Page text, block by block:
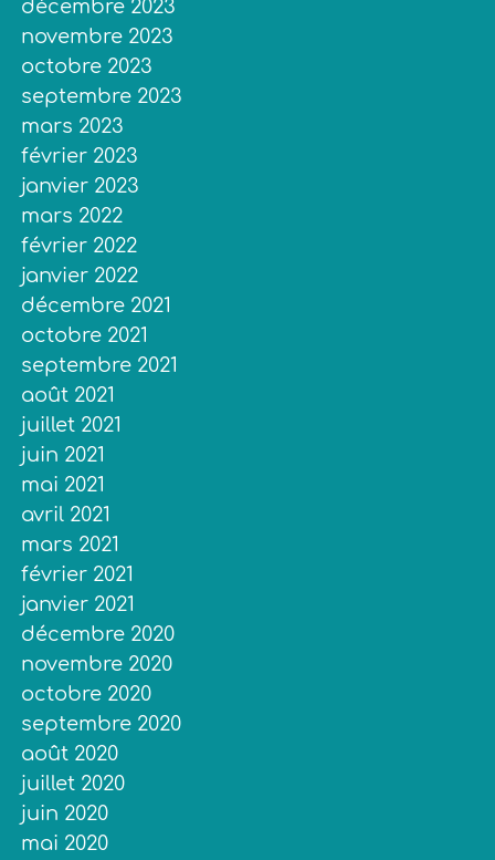
décembre 2023
novembre 2023
octobre 2023
septembre 2023
mars 2023
février 2023
janvier 2023
mars 2022
février 2022
janvier 2022
décembre 2021
octobre 2021
septembre 2021
août 2021
juillet 2021
juin 2021
mai 2021
avril 2021
mars 2021
février 2021
janvier 2021
décembre 2020
novembre 2020
octobre 2020
septembre 2020
août 2020
juillet 2020
juin 2020
mai 2020